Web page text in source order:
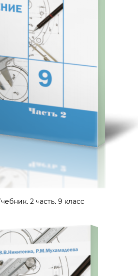
2 часть. 9 класс